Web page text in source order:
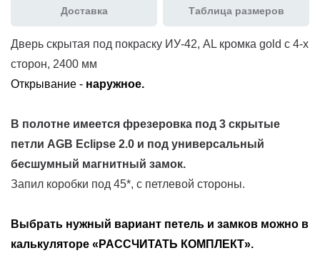
Доставка Таблица размеров
Дверь скрытая под покраску ИУ-42, AL кромка gold с 4-х
сторон, 2400 мм
Открывание - наружное.
В полотне имеется фрезеровка под 3 скрытые
петли AGB Eclipse 2.0 и под универсальный
бесшумный магнитный замок.
Запил коробки под 45*, с петлевой стороны.
Выбрать нужный вариант петель и замков можно в
калькуляторе «РАССЧИТАТЬ КОМПЛЕКТ».